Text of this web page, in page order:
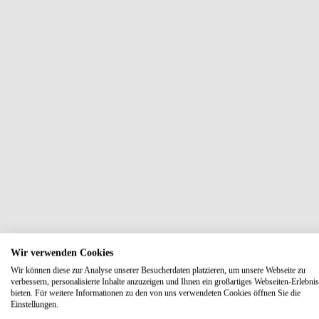
Wir verwenden Cookies
Wir können diese zur Analyse unserer Besucherdaten platzieren, um unsere Webseite zu
verbessern, personalisierte Inhalte anzuzeigen und Ihnen ein großartiges Webseiten-
bieten. Für weitere Informationen zu den von uns verwendeten Cookies öffnen Sie die
Einstellungen.